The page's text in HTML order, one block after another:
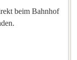
beim Bahnhof